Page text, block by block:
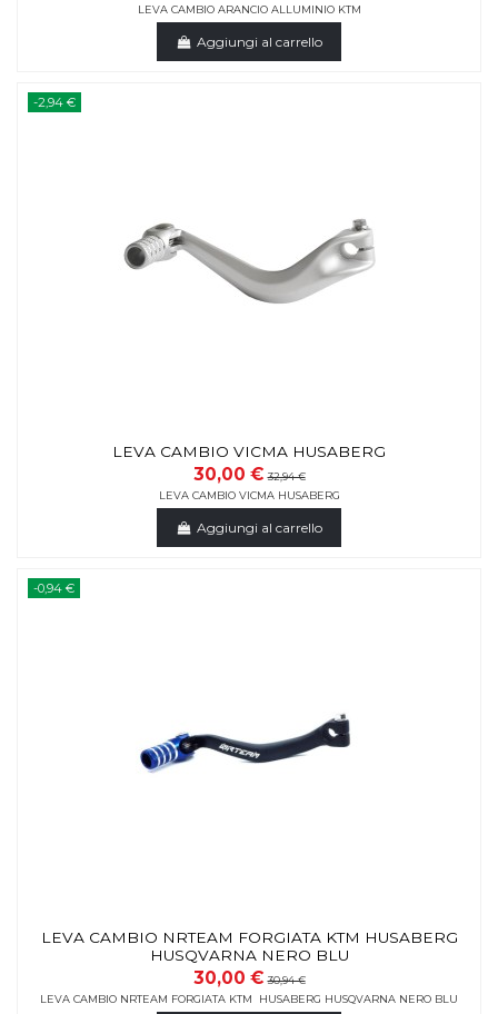
LEVA CAMBIO ARANCIO ALLUMINIO KTM
Aggiungi al carrello
-2,94 €
LEVA CAMBIO VICMA HUSABERG
30,00 €32,94 €
LEVA CAMBIO VICMA HUSABERG
Aggiungi al carrello
-0,94 €
LEVA CAMBIO NRTEAM FORGIATA KTM HUSABERG
HUSQVARNA NERO BLU
30,00 €30,94 €
LEVA CAMBIO NRTEAM FORGIATA KTM HUSABERG HUSQVARNA NERO BLU